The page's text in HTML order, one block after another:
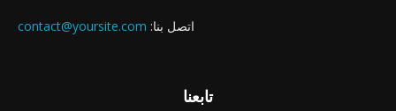
اتصل بنا: contact@yoursite.com
تابعنا